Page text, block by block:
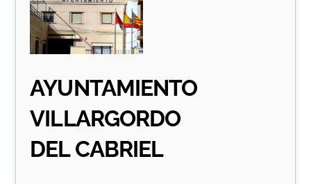
AYUNTAMIENTO
VILLARGORDO
DEL CABRIEL